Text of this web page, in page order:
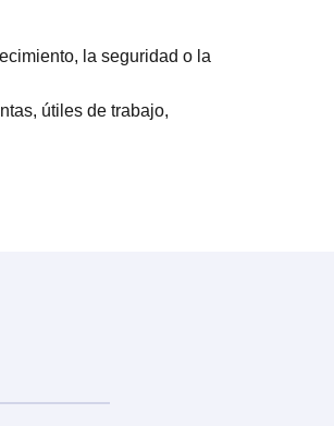
del establecimiento, la seguridad o la